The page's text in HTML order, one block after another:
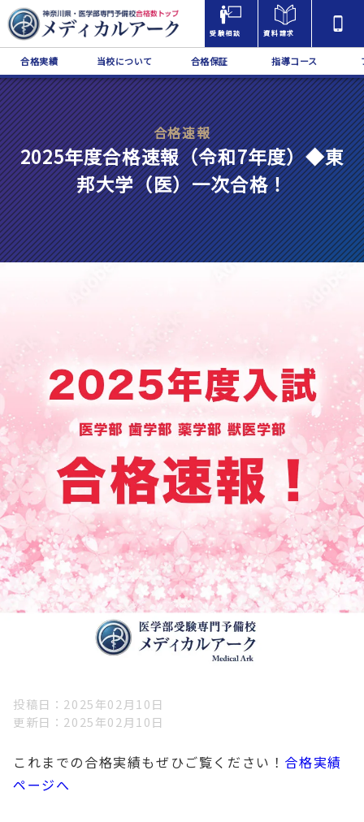
受験相談 資料請求
合格実績 当校について 合格保証 指導コース
合格速報
2025年度合格速報（令和7年度）◆東
邦大学（医）一次合格！
投稿日
2025年02月10日
更新日
2025年02月10日
これまでの合格実績もぜひご覧ください！ 合格実績
ページへ